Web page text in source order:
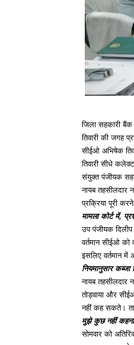
जिला सहकारी
तिवारी की जगह
सीईओ अभिषेक
तिवारी सीधे
संयुक्त पंजीयक
नायब तहसीलदार
प्रक्रिया पूरी
मामला कोर्ट में,
उप पंजीयक
वर्तमान सीईओ
इसलिए वर्तमान में
नियमानुसार कब्जा
नायब
तोड़वाया और
नहीं कह सकते।
मुझे कुछ नहीं
सोमवार को